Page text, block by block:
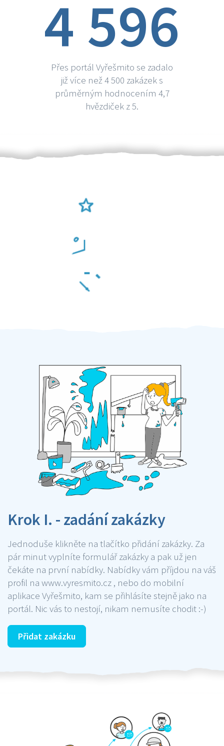
4 596
Přes portál Vyřešmito se zadalo
již více než 4 500 zakázek s
průměrným hodnocením 4,7
hvězdiček z 5.
Krok I. - zadání zakázky
Jednoduše klikněte na tlačítko přidání zakázky. Za
pár minut vyplníte formulář zakázky a pak už jen
čekáte na první nabídky. Nabídky vám příjdou na váš
profil na www.vyresmito.cz , nebo do mobilní
aplikace Vyřešmito, kam se přihlásíte stejně jako na
portál. Nic vás to nestojí, nikam nemusíte chodit :-)
Přidat zakázku